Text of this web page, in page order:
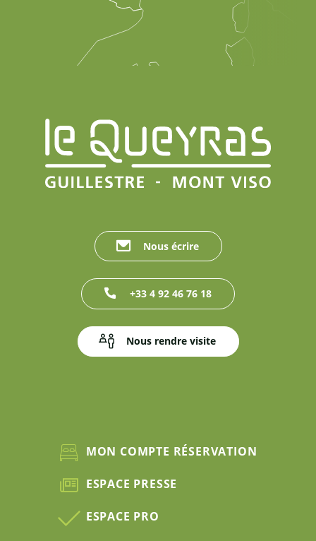
Nous écrire
+33 4 92 46 76 18
Nous rendre visite
MON COMPTE RÉSERVATION
ESPACE PRESSE
ESPACE PRO